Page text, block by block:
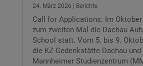
24. März 2026 | Berichte
Call for Applications: Im
zum zweiten Mal die Dachau
School statt. Vom 5. bis 9.
die KZ-Gedenkstätte Dachau
Mannheimer Studienzentrum